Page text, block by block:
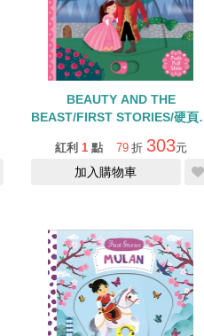
BEAUTY AND THE
BEAST/FIRST STORIES/硬頁
紅利 1 點 79 折 303元
加入購物車